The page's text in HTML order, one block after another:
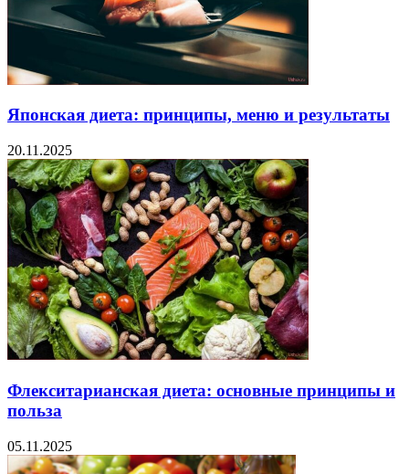
Японская диета: принципы, меню и результаты
20.11.2025
Флекситарианская диета: основные принципы и
польза
05.11.2025